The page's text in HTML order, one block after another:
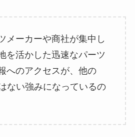
メーカーや商社が集中し
を活かした迅速なパーツ
へのアクセスが、他の
ない強みになっているの